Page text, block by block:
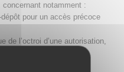
notamment :
pour un accès précoce
de l’octroi d’une autorisation,
ou d’un retrait d'accès